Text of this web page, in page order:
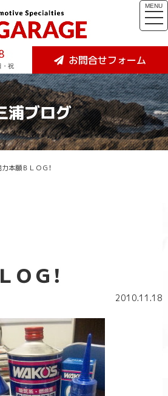
・祝 お問合せフォーム
MENU
浦ブログ
本願ＢＬＯＧ！
ＯＧ！
2010.11.18